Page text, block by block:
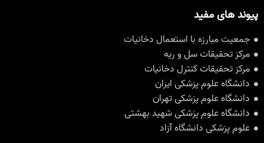
پیوند های مفید
جمعیت مبارزه با استعمال دخانیات
مرکز تحقیقات سل و ریه
مرکز تحقیقات کنترل دخانیات
دانشگاه علوم پزشکی ایران
دانشگاه علوم پزشکی تهران
دانشگاه علوم پزشکی شهید بهشتی
علوم پزشکی دانشگاه آزاد